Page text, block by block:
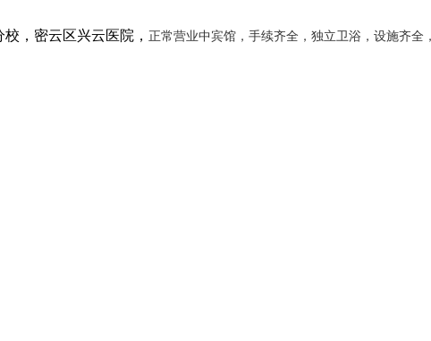
，密云区兴云医院， 正常营业中宾馆，手续齐全，独立卫浴，设施齐全